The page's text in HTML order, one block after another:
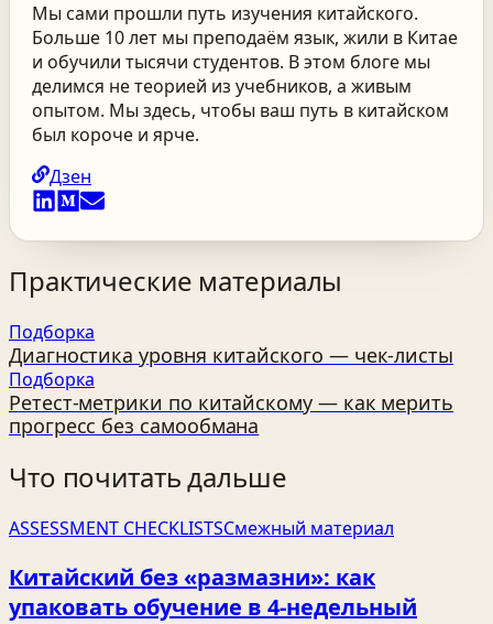
Мы сами прошли путь изучения китайского.
Больше 10 лет мы преподаём язык, жили в Китае
и обучили тысячи студентов. В этом блоге мы
делимся не теорией из учебников, а живым
опытом. Мы здесь, чтобы ваш путь в китайском
был короче и ярче.
Дзен
Практические материалы
Подборка
Диагностика уровня китайского — чек‑листы
Подборка
Ретест-метрики по китайскому — как мерить
прогресс без самообмана
Что почитать дальше
ASSESSMENT CHECKLISTSСмежный материал
Китайский без «размазни»: как
упаковать обучение в 4‑недельный